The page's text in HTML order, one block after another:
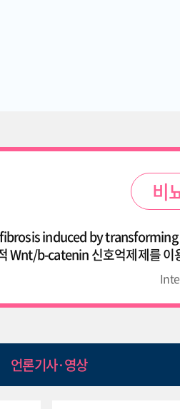
비
induced by
Wnt/b-catenin 신호억제제를 이
언론기사·영상